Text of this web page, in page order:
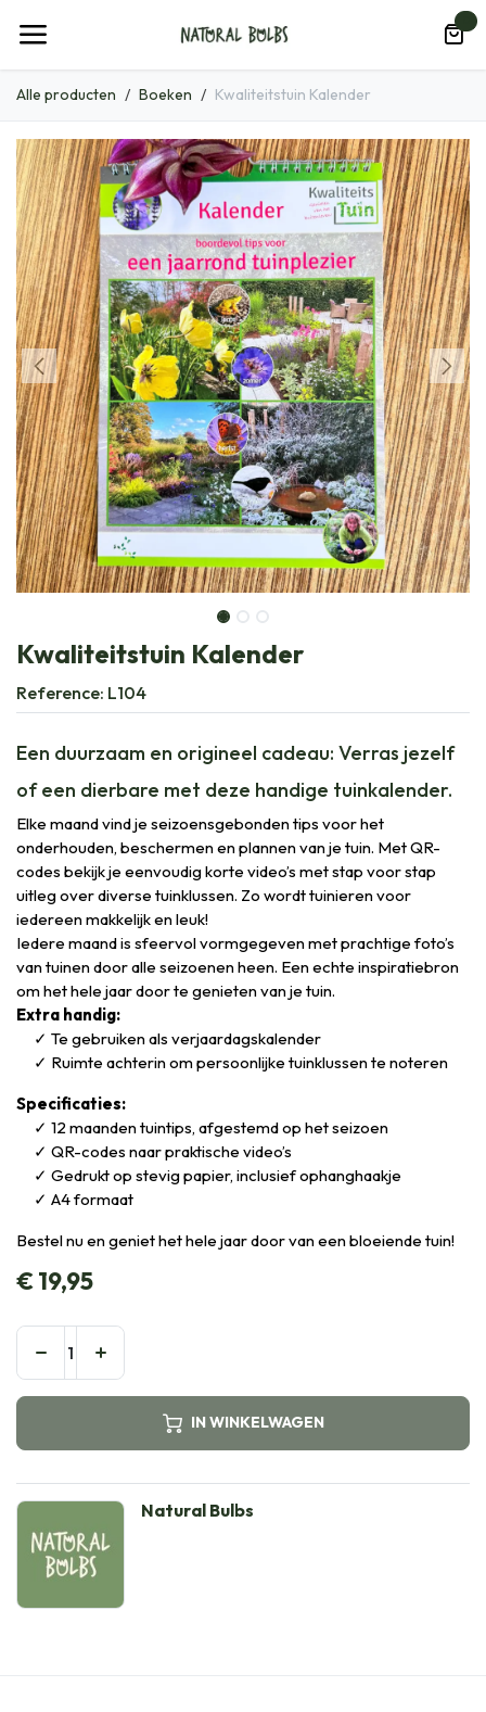
Alle producten Boeken Kwaliteitstuin Kalender
Kwaliteitstuin Kalender
Reference: L104
Een duurzaam en origineel cadeau: Verras jezelf
of een dierbare met deze handige tuinkalender.
Elke maand vind je seizoensgebonden tips voor het
onderhouden, beschermen en plannen van je tuin. Met QR-
codes bekijk je eenvoudig korte video’s met stap voor stap
uitleg over diverse tuinklussen. Zo wordt tuinieren voor
iedereen makkelijk en leuk!
Iedere maand is sfeervol vormgegeven met prachtige foto’s
van tuinen door alle seizoenen heen. Een echte inspiratiebron
om het hele jaar door te genieten van je tuin.
Extra handig:
Te gebruiken als verjaardagskalender
Ruimte achterin om persoonlijke tuinklussen te noteren
Specificaties:
12 maanden tuintips, afgestemd op het seizoen
QR-codes naar praktische video’s
Gedrukt op stevig papier, inclusief ophanghaakje
A4 formaat
Bestel nu en geniet het hele jaar door van een bloeiende tuin!
€19,95
IN WINKELWAGEN
Natural Bulbs